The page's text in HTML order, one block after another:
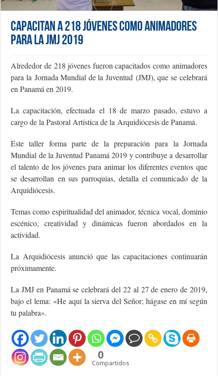
Capacitan a 218 jóvenes como animadores
para la JMJ 2019
Alrededor de 218 jóvenes fueron capacitados como animadores
para la Jornada Mundial de la Juventud (JMJ), que se celebrará
en Panamá en 2019.
La capacitación, efectuada el 18 de marzo pasado, estuvo a
cargo de la Pastoral Artística de la Arquidiócesis de Panamá.
Este taller forma parte de la preparación para la Jornada
Mundial de la Juventud Panamá 2019 y contribuye a desarrollar
el talento de los jóvenes para animar los diferentes eventos que
se desarrollan en sus parroquias, detalla el comunicado de la
Arquidiócesis.
Temas como espiritualidad del animador, técnica vocal, dominio
escénico, creatividad y dinámicas fueron abordados en la
actividad.
La Arquidiócesis anunció que las capacitaciones continuarán
próximamente.
La JMJ en Panamá se celebrará del 22 al 27 de enero de 2019,
bajo el lema: «He aquí la sierva del Señor; hágase en mí según
tu palabra».
0
Compartidos